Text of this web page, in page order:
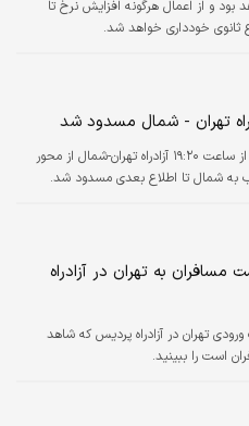
بود و از اعمال هرگونه افزایش نرخ تا
ثانوی خودداری خواهد شد.
تهران - شمال مسدود شد
از ساعت ۱۹:۲۰ آزادراه تهران-شمال از محور
به شمال تا اطلاع بعدی مسدود شد.
به تهران در آزادراه
تهران در آزادراه پردیس که شاهد
است را ببینید.